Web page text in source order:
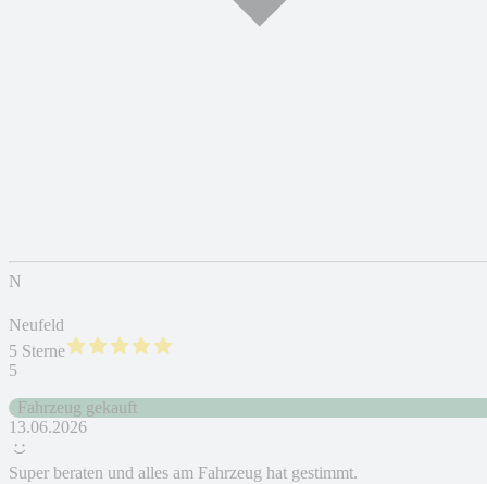
N
Neufeld
5 Sterne
5
Fahrzeug gekauft
13.06.2026
Super beraten und alles am Fahrzeug hat gestimmt.